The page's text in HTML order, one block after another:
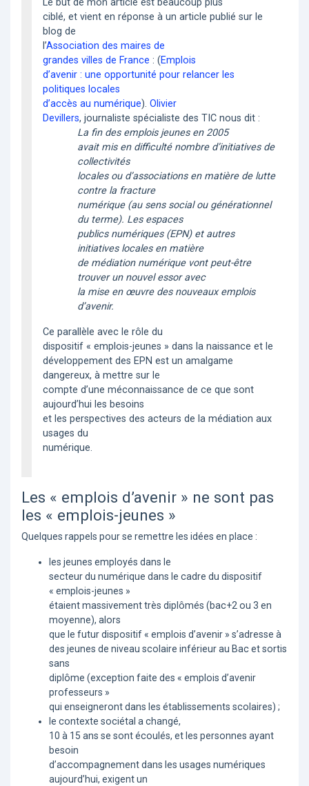
Le but de mon article est beaucoup plus
ciblé, et vient en réponse à un article publié sur le
blog de
l’Association des maires de
grandes villes de France : (Emplois
d’avenir : une opportunité pour relancer les
politiques locales
d’accès au numérique). Olivier
Devillers, journaliste spécialiste des TIC nous dit :
La fin des emplois jeunes en 2005
avait mis en difficulté nombre d’initiatives de
collectivités
locales ou d’associations en matière de lutte
contre la fracture
numérique (au sens social ou générationnel
du terme). Les espaces
publics numériques (EPN) et autres
initiatives locales en matière
de médiation numérique vont peut-être
trouver un nouvel essor avec
la mise en œuvre des nouveaux emplois
d’avenir.
Ce parallèle avec le rôle du
dispositif « emplois-jeunes » dans la naissance et le
développement des EPN est un amalgame
dangereux, à mettre sur le
compte d’une méconnaissance de ce que sont
aujourd’hui les besoins
et les perspectives des acteurs de la médiation aux
usages du
numérique.
Les « emplois d’avenir » ne sont pas
les « emplois-jeunes »
Quelques rappels pour se remettre les idées en place :
les jeunes employés dans le
secteur du numérique dans le cadre du dispositif
« emplois-jeunes »
étaient massivement très diplômés (bac+2 ou 3 en
moyenne), alors
que le futur dispositif « emplois d’avenir » s’adresse à
des jeunes de niveau scolaire inférieur au Bac et sortis
sans
diplôme (exception faite des « emplois d’avenir
professeurs »
qui enseigneront dans les établissements scolaires) ;
le contexte sociétal a changé,
10 à 15 ans se sont écoulés, et les personnes ayant
besoin
d’accompagnement dans les usages numériques
aujourd’hui, exigent un